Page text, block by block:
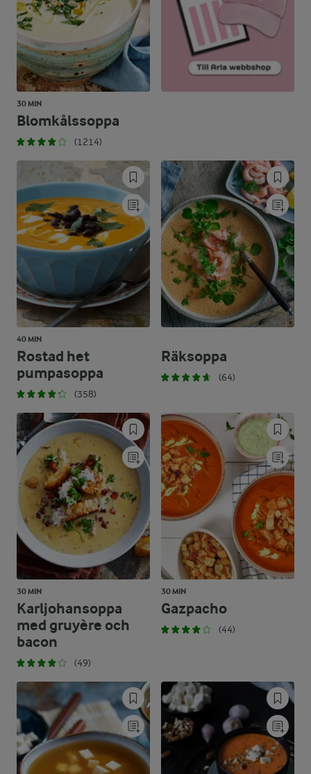
30 MIN
Blomkålssoppa
(1214)
40 MIN
Rostad het
pumpasoppa
(358)
Räksoppa
(64)
30 MIN
Karljohansoppa
med gruyère och
bacon
(49)
30 MIN
Gazpacho
(44)